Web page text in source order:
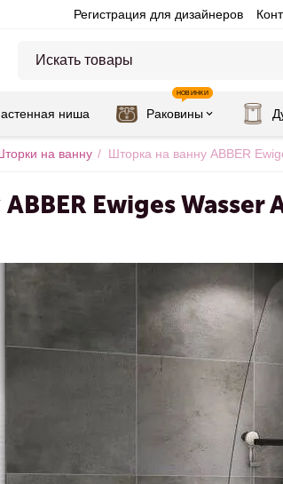
Регистрация для дизайнеров
ниша Раковины
НОВИНКИ
на ванну / Шторка на ванну ABBER
Ewiges Wasser